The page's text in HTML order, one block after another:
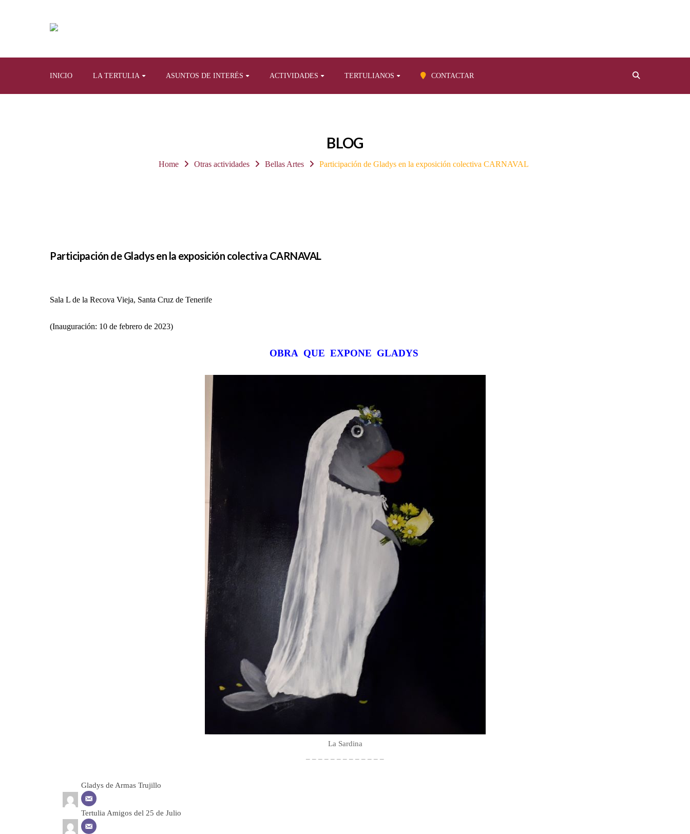
INICIO LA TERTULIA ASUNTOS DE INTERÉS ACTIVIDADES TERTULIANOS CONTACTAR
BLOG
Home Otras actividades Bellas Artes Participación de Gladys en la exposición colectiva CARNAVAL
Participación de Gladys en la exposición colectiva CARNAVAL
Sala L de la Recova Vieja, Santa Cruz de Tenerife
(Inauguración: 10 de febrero de 2023)
OBRA QUE EXPONE GLADYS
La Sardina
– – – – – – – – – – – – –
Gladys de Armas Trujillo
Tertulia Amigos del 25 de Julio